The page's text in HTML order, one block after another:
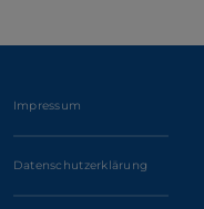
Impressum
Datenschutzerklärung